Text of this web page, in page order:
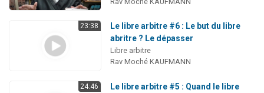
23:38
Le libre arbitre #6 : Le but du libre
abritre ? Le dépasser
Libre arbitre
Rav Moché KAUFMANN
24:46
Le libre arbitre #5 : Quand le libre